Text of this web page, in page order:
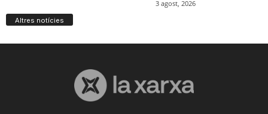
Altres notícies